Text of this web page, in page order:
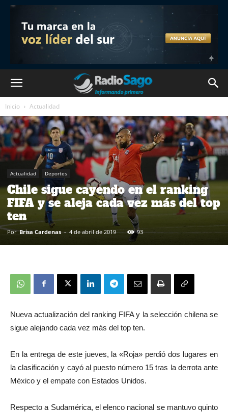
Inicio Actualidad
Actualidad Deportes
Chile sigue cayendo en el ranking
FIFA y se aleja cada vez más del top
ten
Por Brisa Cardenas - 4 de abril de 2019 93
Nueva actualización del ranking FIFA y la selección chilena se
sigue alejando cada vez más del top ten.
En la entrega de este jueves, la «Roja» perdió dos lugares en
la clasificación y cayó al puesto número 15 tras la derrota ante
México y el empate con Estados Unidos.
Respecto a Sudamérica, el elenco nacional se mantuvo quinto